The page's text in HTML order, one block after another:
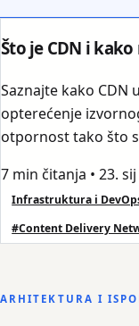
Što je CDN i kako
Saznajte kako CDN
opterećenje
otpornost tako što
7 min čitanja • 23.
Infrastruktura i
#Content Delivery
ARHITEKTURA I